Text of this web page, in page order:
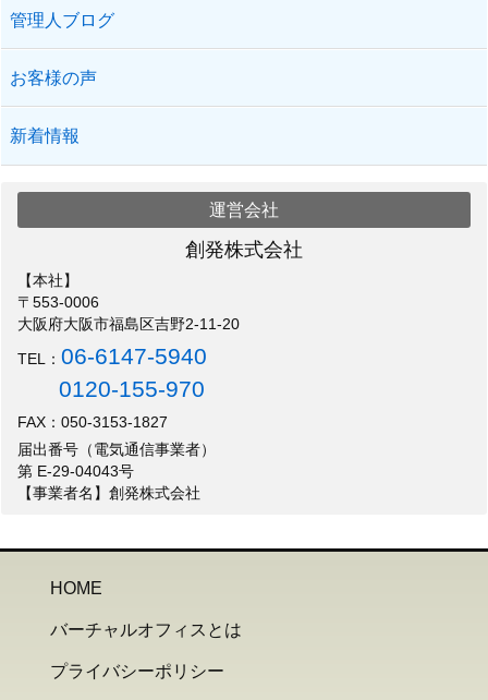
管理人ブログ
お客様の声
新着情報
運営会社
創発株式会社
【本社】
〒553-0006
大阪府大阪市福島区吉野2-11-20
TEL：06-6147-5940
0120-155-970
FAX：050-3153-1827
届出番号（電気通信事業者）
第 E-29-04043号
【事業者名】創発株式会社
HOME
バーチャルオフィスとは
プライバシーポリシー